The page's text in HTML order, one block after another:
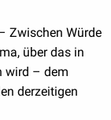
Zwischen Würde
über das in
wird – dem
derzeitigen